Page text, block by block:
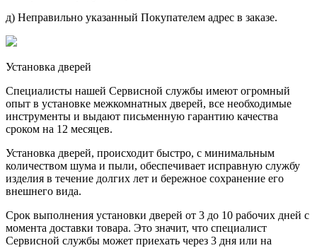
д) Неправильно указанный Покупателем адрес в заказе.
Установка дверей
Специалисты нашей Сервисной службы имеют огромный
опыт в установке межкомнатных дверей, все необходимые
инструменты и выдают письменную гарантию качества
сроком на 12 месяцев.
Установка дверей, происходит быстро, с минимальным
количеством шума и пыли, обеспечивает исправную службу
изделия в течение долгих лет и бережное сохранение его
внешнего вида.
Срок выполнения установки дверей от 3 до 10 рабочих дней с
момента доставки товара. Это значит, что специалист
Сервисной службы может приехать через 3 дня или на